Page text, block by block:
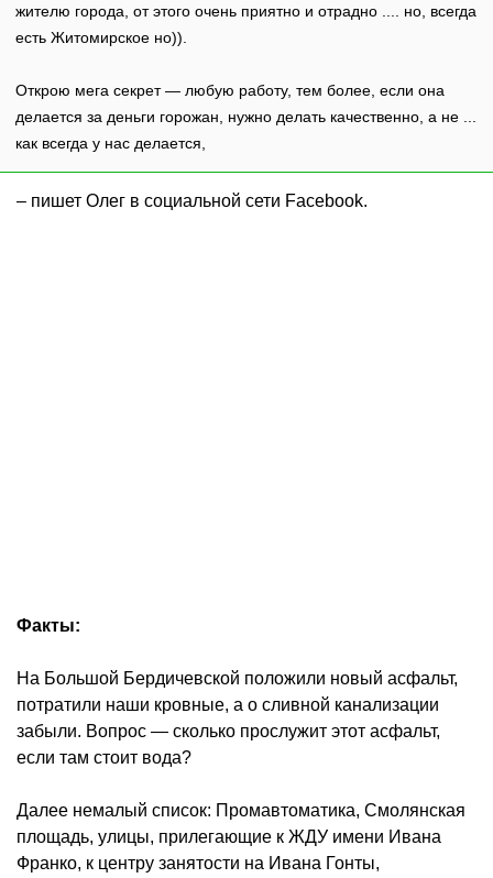
жителю города, от этого очень приятно и отрадно .... но, всегда
есть Житомирское но)).
Открою мега секрет — любую работу, тем более, если она
делается за деньги горожан, нужно делать качественно, а не ...
как всегда у нас делается,
– пишет Олег в социальной сети Facebook.
Факты:
На Большой Бердичевской положили новый асфальт,
потратили наши кровные, а о сливной канализации
забыли. Вопрос — сколько прослужит этот асфальт,
если там стоит вода?
Далее немалый список: Промавтоматика, Смолянская
площадь, улицы, прилегающие к ЖДУ имени Ивана
Франко, к центру занятости на Ивана Гонты,